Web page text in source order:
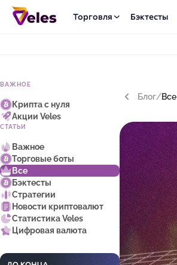
Торговля Бэктесты
ВАЖНОЕ
Крипта с нуля
Акции Veles
СТАТЬИ
Важное
Торговые боты
Все
Бэктесты
Стратегии
Новости криптовалют
Статистика Veles
Цифровая валюта
Блог/Все